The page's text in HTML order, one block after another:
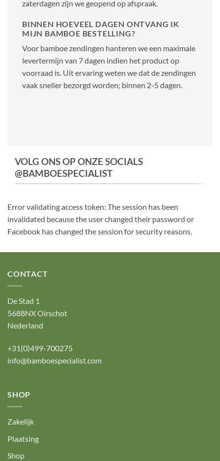
zaterdagen zijn we geopend op afspraak.
BINNEN HOEVEEL DAGEN ONTVANG IK
MIJN BAMBOE BESTELLING?
Voor bamboe zendingen hanteren we een maximale
levertermijn van 7 dagen indien het product op
voorraad is. Uit ervaring weten we dat de zendingen
vaak sneller bezorgd worden; binnen 2-5 dagen.
VOLG ONS OP ONZE SOCIALS
@BAMBOESPECIALIST
Error validating access token: The session has been
invalidated because the user changed their password or
Facebook has changed the session for security reasons.
CONTACT
De Stad 1
5688NX Oirschot
Nederland
+31(0)499-700275
info@bamboespecialist.com
SHOP
Zakelijk
Plaatsing
Shop